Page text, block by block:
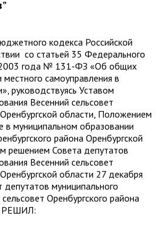
кодекса Российской
со статьей 35 Федерального
2003 года № 131-ФЗ «Об общих
местного самоуправления в
руководствуясь Уставом
Весенний сельсовет
области, Положением
муниципальном образовании
района Оренбургской
решением Совета депутатов
Весенний сельсовет
области 27 декабря
муниципального
Оренбургского района
РЕШИЛ: